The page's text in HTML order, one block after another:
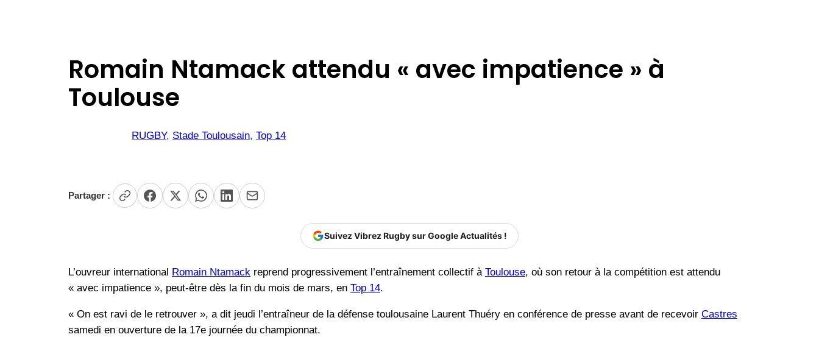
Romain Ntamack attendu « avec impatience » à
Toulouse
RUGBY, Stade Toulousain, Top 14
Partager :
Suivez Vibrez Rugby sur Google Actualités !
L’ouvreur international Romain Ntamack reprend progressivement l’entraînement collectif à Toulouse, où son retour à la compétition est attendu
« avec impatience », peut-être dès la fin du mois de mars, en Top 14.
« On est ravi de le retrouver », a dit jeudi l’entraîneur de la défense toulousaine Laurent Thuéry en conférence de presse avant de recevoir Castres
samedi en ouverture de la 17e journée du championnat.